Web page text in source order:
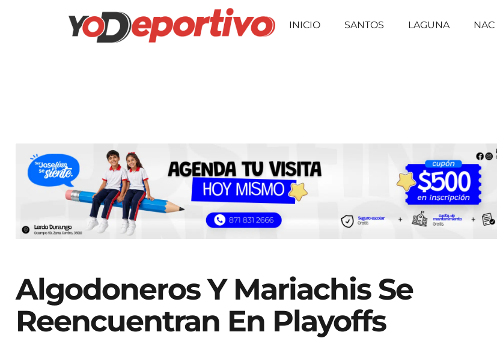
INICIO SANTOS LAGUNA NAC
Algodoneros Y Mariachis Se
Reencuentran En Playoffs